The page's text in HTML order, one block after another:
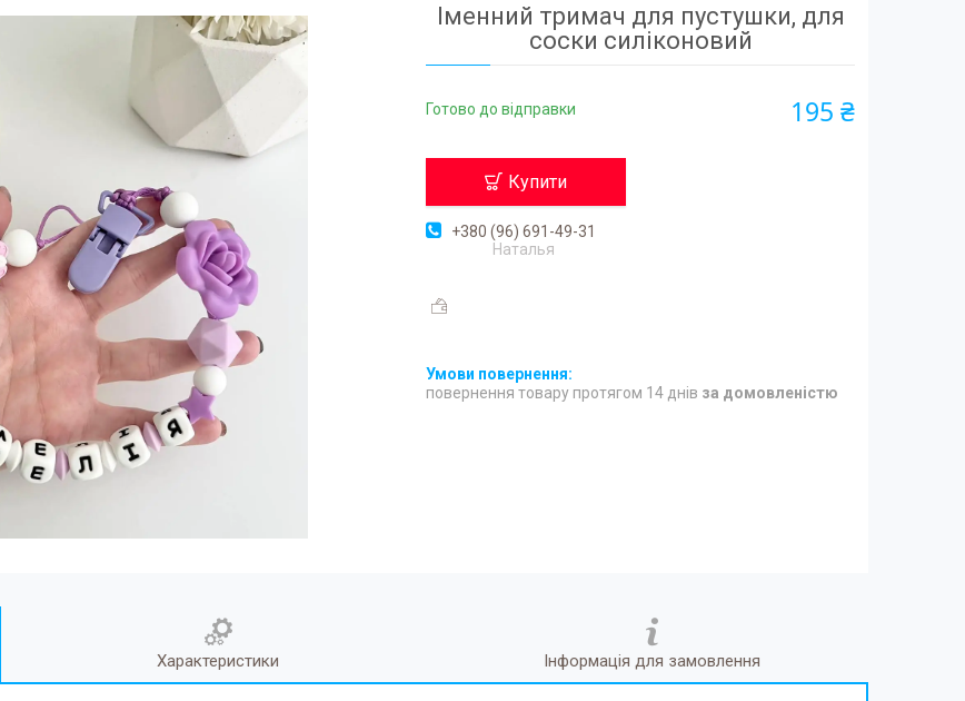
Іменний тримач для пустушки, для
соски силіконовий
Готово до відправки 195 ₴
Купити
+380 (96) 691-49-31
Наталья
повернення товару протягом 14 днів за домовленістю
Характеристики Інформація для замовлення